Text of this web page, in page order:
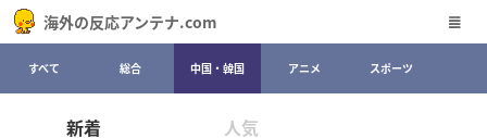
海外の反応アンテナ.com
すべて 総合 中国・韓国 アニメ スポーツ
新着 人気